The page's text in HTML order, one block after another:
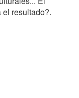
resultado?.